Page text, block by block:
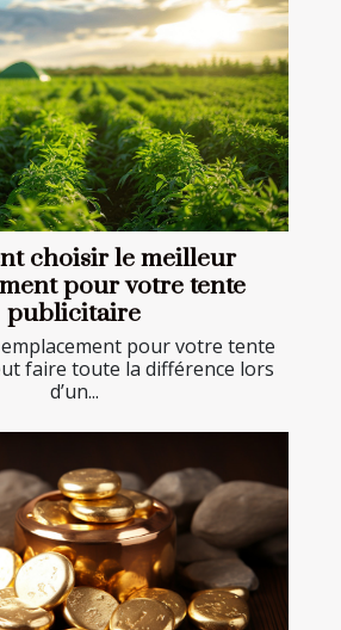
choisir le meilleur
pour votre tente
publicitaire
pour votre tente
faire toute la différence lors
d’un...